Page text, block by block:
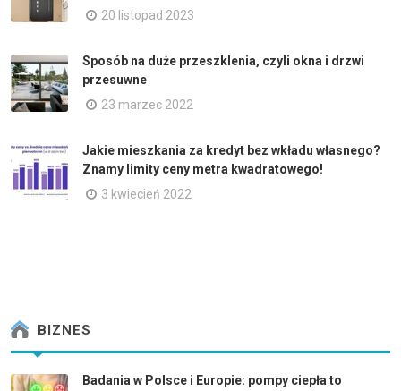
20 listopad 2023
Sposób na duże przeszklenia, czyli okna i drzwi
przesuwne
23 marzec 2022
Jakie mieszkania za kredyt bez wkładu własnego?
Znamy limity ceny metra kwadratowego!
3 kwiecień 2022
BIZNES
Badania w Polsce i Europie: pompy ciepła to